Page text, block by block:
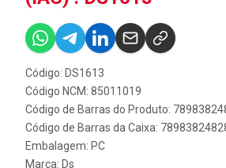
Código: DS1613
Código NCM: 85011019
Código de Barras do Produto:
Código de Barras da Caixa:
Embalagem: PC
Marca: Ds